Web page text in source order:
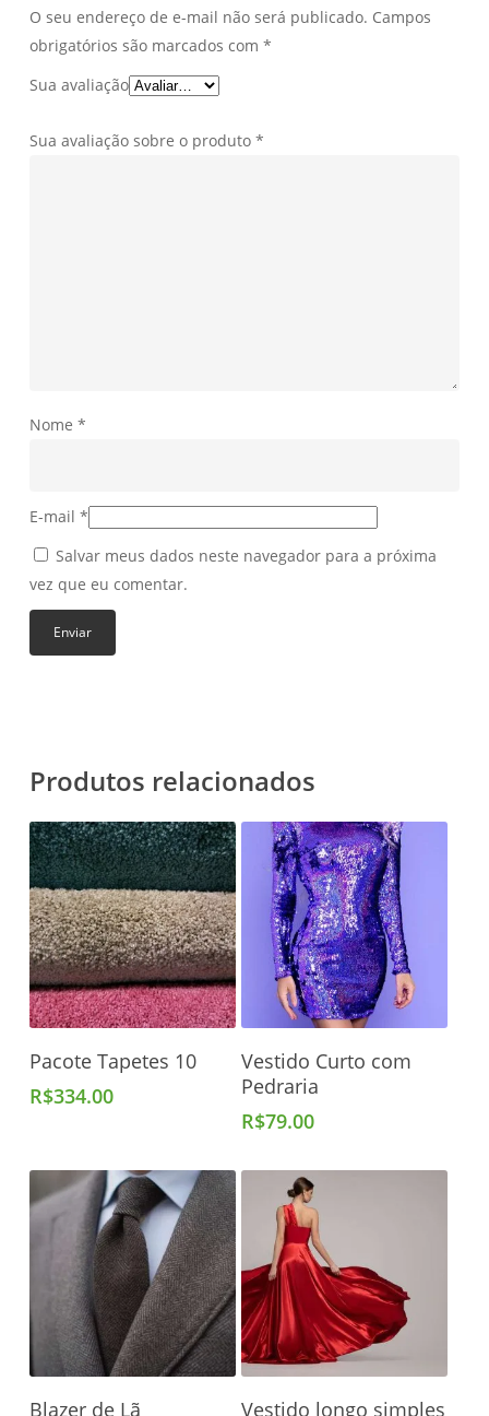
O seu endereço de e-mail não será publicado. Campos
obrigatórios são marcados com *
Sua avaliação
Sua avaliação sobre o produto *
Nome *
E-mail *
Salvar meus dados neste navegador para a próxima
vez que eu comentar.
Produtos relacionados
Adicionar Ao Carrinho
Pacote Tapetes 10
R$334.00
Adicionar Ao Carrinho
Vestido Curto com
Pedraria
R$79.00
Adicionar Ao Carrinho
Blazer de Lã Adicionar Ao Carrinho
Vestido longo simples